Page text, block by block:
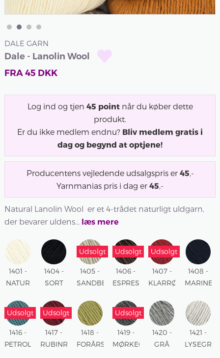
DALE GARN
Dale - Lanolin Wool
FRA45 DKK
Log ind og tjen 45 pointnår du køber dette
produkt.
Er du ikke medlem endnu? Bliv medlem gratis i
dag og begynd at optjene!
Producentens vejledende udsalgspris er 45,-
Yarnmanias pris i dag er 45,-
Natural Lanolin Wool er et 4-trådet naturligt uldgarn,
der bevarer uldens... læs mere
1401 -
NATUR
1404 -
SORT
Udsolgt
1405 -
SANDBEIGE
Udsolgt
1406 -
ESPRESSO
Udsolgt
1407 -
KLARRØD
1408 -
Udsolgt
1416 -
PETROL
Udsolgt
1417 -
RUBINRØD
1418 -
FORÅRSGRØN
Udsolgt
1419 -
MØRKEGRÅ
1420 -
GRÅ
1421 -
LYSEGRÅ